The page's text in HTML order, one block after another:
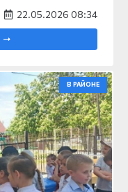
22.05.2026 08:34
В РАЙОНЕ